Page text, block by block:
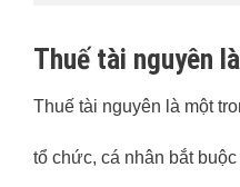
Thuế tài nguyên
Thuế tài nguyên là một
tổ chức, cá nhân bắt